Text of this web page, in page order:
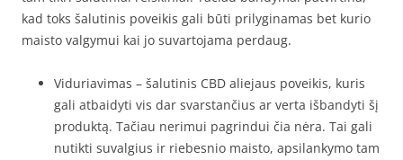
kad toks šalutinis poveikis gali būti prilyginamas bet kurio
maisto valgymui kai jo suvartojama perdaug.
Viduriavimas – šalutinis CBD aliejaus poveikis, kuris
gali atbaidyti vis dar svarstančius ar verta išbandyti šį
produktą. Tačiau nerimui pagrindui čia nėra. Tai gali
nutikti suvalgius ir riebesnio maisto, apsilankymo tam